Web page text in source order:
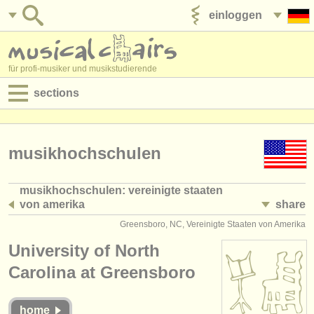
einloggen
für profi-musiker und musikstudierende
sections
jobs - verwaltung
kurse
musikwettbewerbe
musikhochschulen
musikhochschulen: vereinigte staaten
von amerika
share
Greensboro, NC, Vereinigte Staaten von Amerika
University of North
Carolina at Greensboro
home